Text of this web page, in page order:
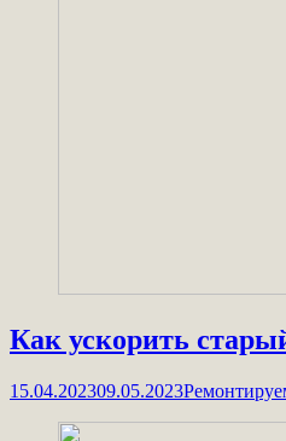
Как ускорить
15.04.202309.05.2023